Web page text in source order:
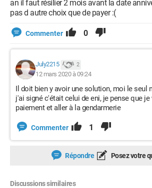
an il faut résilier 2 mois avant la date
pas d autre choix que de payer :(
Commenter 0
July2215 2
12 mars 2020 à 09:24
Il doit bien y avoir une solution, moi le seul
j'ai signé c'était celui de eni, je pense que je
paiement et aller à la gendarmerie
Commenter 1
Répondre Posez votre
Discussions similaires